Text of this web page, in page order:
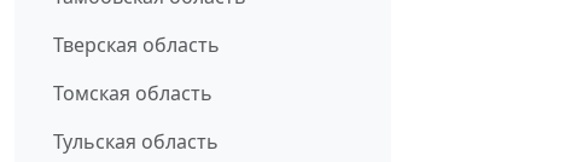
Тверская область
Томская область
Тульская область